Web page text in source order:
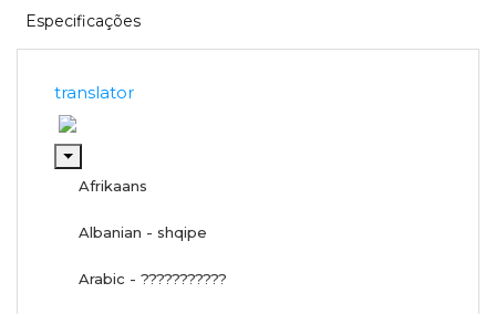
Especificações
translator
Afrikaans
Albanian - shqipe
Arabic - ???????????